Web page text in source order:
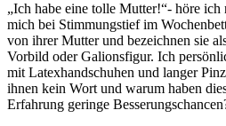
„Ich habe eine tolle Mutter!“- höre
mich bei Stimmungstief im
von ihrer Mutter und bezeichnen sie
Vorbild oder Galionsfigur. Ich
mit Latexhandschuhen und langer
ihnen kein Wort und warum haben
Erfahrung geringe